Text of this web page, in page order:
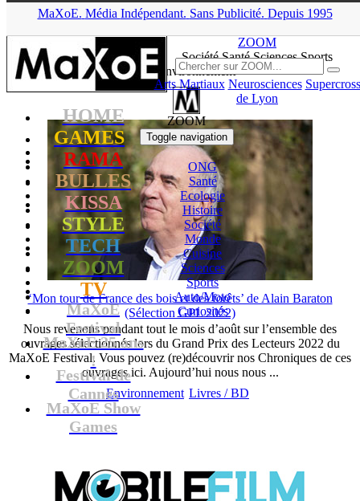
MaXoE. Média Indépendant. Sans Publicité. Depuis 1995
HOME
GAMES
RAMA
BULLES
KISSA
STYLE
TECH
ZOOM
TV
MaXoE
Festival
MaXoE 25 ans
!
Festival de
Cannes
MaXoE Show
Games
ZOOM
Société Santé SciencesSports
Arts Martiaux Neurosciences Supercross
de Lyon
ZOOM
Toggle navigation
ONG
Santé
Ecologie
Histoire
Société
Monde
Cuisine
Sciences
Sports
Auto/Moto
Curiosités
▲
News Environnement
‘Mon tour de France des bois et des forêts’ de Alain Baraton
(Sélection GPL 2022)
Nous revenons pendant tout le mois d’août sur l’ensemble des
ouvrages sélectionnés lors du Grand Prix des Lecteurs 2022 du
MaXoE Festival. Vous pouvez (re)découvrir nos Chroniques de ces
ouvrages ici. Aujourd’hui nous nous ...
Environnement Livres / BD